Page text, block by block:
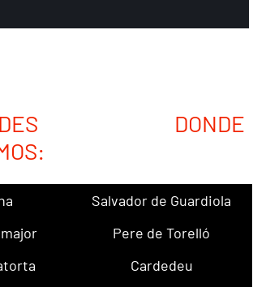
DONDE
Salvador de Guardiola
Pere de Torelló
Cardedeu